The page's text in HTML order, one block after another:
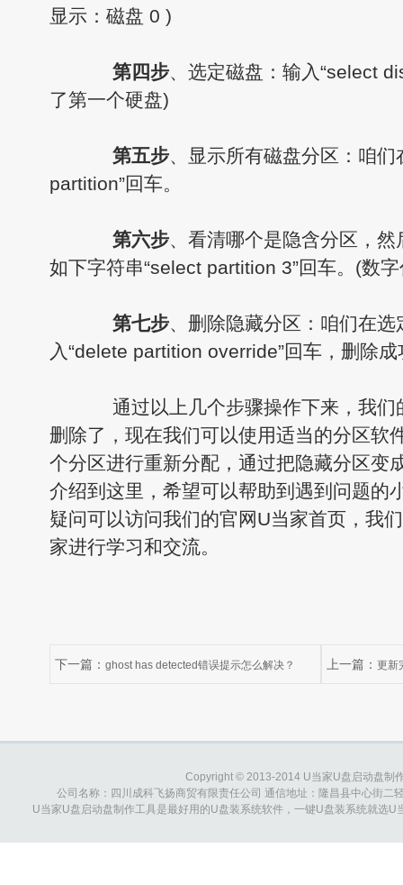
显示：磁盘 0 )
第四步、选定磁盘：输入“select
了第一个硬盘)
第五步、显示所有磁盘分区：咱们
partition”回车。
第六步、看清哪个是隐含分区，
如下字符串“select partition 3”回车。(数
第七步、删除隐藏分区：咱们在
入“delete partition override”回车，删除成
通过以上几个步骤操作下来，我们
删除了，现在我们可以使用适当的分区软
个分区进行重新分配，通过把隐藏分区变
介绍到这里，希望可以帮助到遇到问题的
疑问可以访问我们的官网U当家首页，我
家进行学习和交流。
下一篇： ghost has detected错误提示怎么解决？ 上一篇： 更新
Copyright © 2013-2014 U当家U盘启动盘制
公司名称：四川成科飞扬商贸有限责任公司 通信地址：隆昌县中心街
U当家U盘启动盘制作工具是最好用的U盘装系统软件，一键U盘装系统就选